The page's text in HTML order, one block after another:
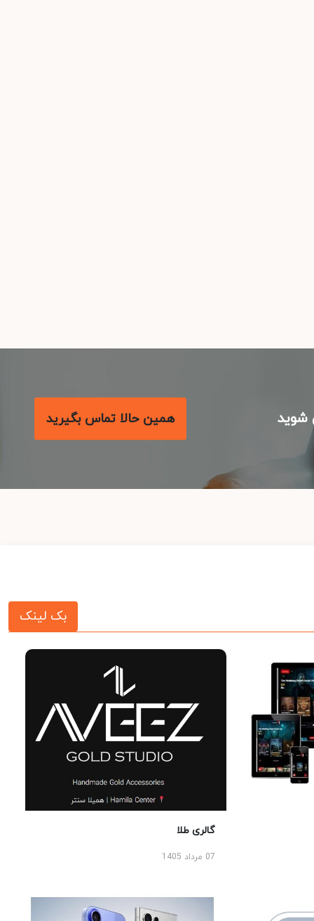
همین حالا تماس بگیرید
بک لینک
گالری طلا
07 مرداد 1405